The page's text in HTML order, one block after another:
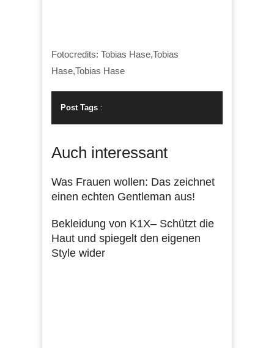
Fotocredits: Tobias Hase,Tobias
Hase,Tobias Hase
Post Tags :
Auch interessant
Was Frauen wollen: Das zeichnet
einen echten Gentleman aus!
Bekleidung von K1X– Schützt die
Haut und spiegelt den eigenen
Style wider